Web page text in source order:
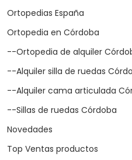
--Scooters desmontables
Sillas de ruedas eléctricas
--Silla eléctrica plegable
--Silla de ruedas eléctrica
Sillas de ruedas
Grúas eléctricas para enfermos
--Grúas de traslado
--Grúas de bipedestación